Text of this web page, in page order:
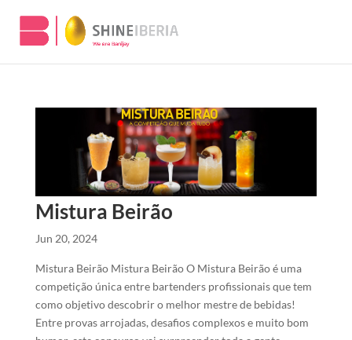
Mistura Beirão
Jun 20, 2024
Mistura Beirão Mistura Beirão O Mistura Beirão é uma
competição única entre bartenders profissionais que tem
como objetivo descobrir o melhor mestre de bebidas!
Entre provas arrojadas, desafios complexos e muito bom